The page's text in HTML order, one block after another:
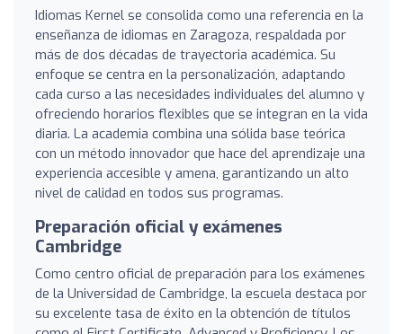
Idiomas Kernel se consolida como una referencia en la
enseñanza de idiomas en Zaragoza, respaldada por
más de dos décadas de trayectoria académica. Su
enfoque se centra en la personalización, adaptando
cada curso a las necesidades individuales del alumno y
ofreciendo horarios flexibles que se integran en la vida
diaria. La academia combina una sólida base teórica
con un método innovador que hace del aprendizaje una
experiencia accesible y amena, garantizando un alto
nivel de calidad en todos sus programas.
Preparación oficial y exámenes
Cambridge
Como centro oficial de preparación para los exámenes
de la Universidad de Cambridge, la escuela destaca por
su excelente tasa de éxito en la obtención de títulos